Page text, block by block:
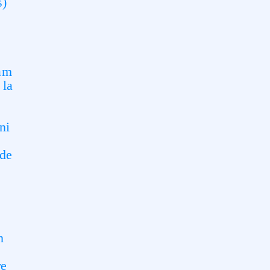
la